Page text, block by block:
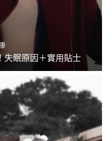
失眠原因＋實用貼士